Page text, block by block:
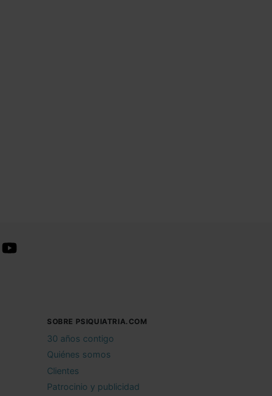
SOBRE PSIQUIATRIA.COM
30 años contigo
Quiénes somos
Clientes
Patrocinio y publicidad